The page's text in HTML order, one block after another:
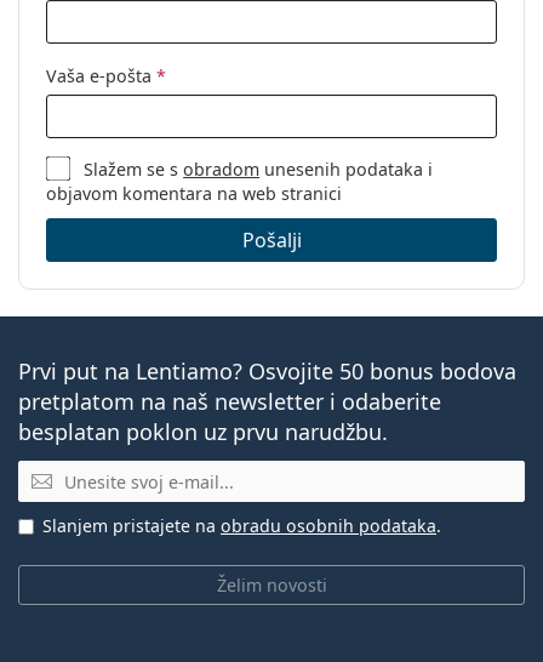
Vaša e-pošta *
Slažem se sobradom unesenih podataka i
objavom komentara na web stranici
Pošalji
Prvi put na Lentiamo? Osvojite 50 bonus bodova
pretplatom na naš newsletter i odaberite
besplatan poklon uz prvu narudžbu.
E-mail
Želim novosti
Slanjem pristajete na obradu osobnih podataka.